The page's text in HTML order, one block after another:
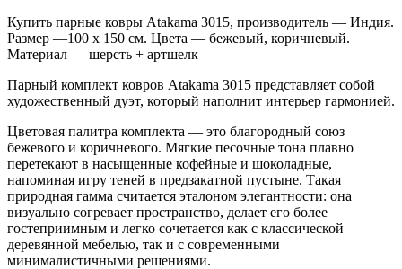
Купить парные ковры Atakama 3015, производитель — Индия.
Размер —100 x 150 см. Цвета — бежевый, коричневый.
Материал — шерсть + артшелк
Парный комплект ковров Atakama 3015 представляет собой
художественный дуэт, который наполнит интерьер гармонией.
Цветовая палитра комплекта — это благородный союз
бежевого и коричневого. Мягкие песочные тона плавно
перетекают в насыщенные кофейные и шоколадные,
напоминая игру теней в предзакатной пустыне. Такая
природная гамма считается эталоном элегантности: она
визуально согревает пространство, делает его более
гостеприимным и легко сочетается как с классической
деревянной мебелью, так и с современными
минималистичными решениями.